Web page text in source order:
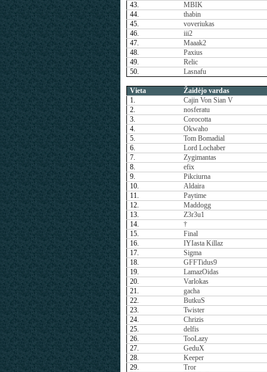
43.
MBIK
44.
thabin
45.
voveriukas
46.
iii2
47.
Maaak2
48.
Paxius
49.
Relic
50.
Lasnafu
Vieta
Žaidėjo vardas
1.
Cajin Von Sian V
2.
nosferatu
3.
Corocotta
4.
Okwaho
5.
Tom Bomadial
6.
Lord Lochaber
7.
Zygimantas
8.
efix
9.
Pikciurna
10.
Aldaira
11.
Paytime
12.
Maddogg
13.
Z3r3u1
14.
†
15.
Final
16.
IYIasta Killaz
17.
Sigma
18.
GFFTidus9
19.
LamazOidas
20.
Varlokas
21.
gacha
22.
ButkuS
23.
Twister
24.
Chrizis
25.
delfis
26.
TooLazy
27.
GeduX
28.
Keeper
29.
Tror